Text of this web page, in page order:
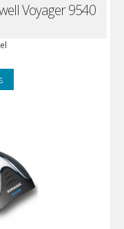
Voyager 9540